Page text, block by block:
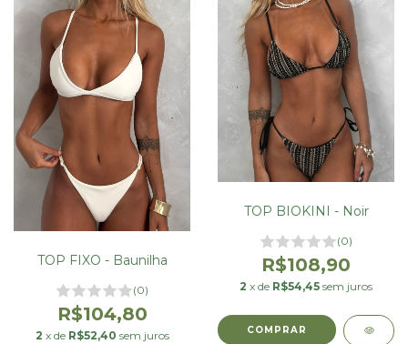
TOP FIXO - Baunilha
(0)
R$104,80
2 x de R$52,40 sem juros
TOP BIOKINI - Noir
(0)
R$108,90
2 x de R$54,45 sem juros
COMPRAR